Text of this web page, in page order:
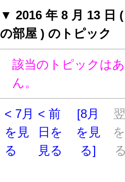
▼ 2016 年 8 月 13 日
の部屋 ) のトピック
該当のトピックは
ん。
< 7月
を見
る
< 前
日を
見る
[8月
を見
る]